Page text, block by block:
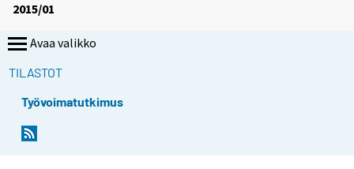
2015/01
Avaa valikko
TILASTOT
Työvoimatutkimus